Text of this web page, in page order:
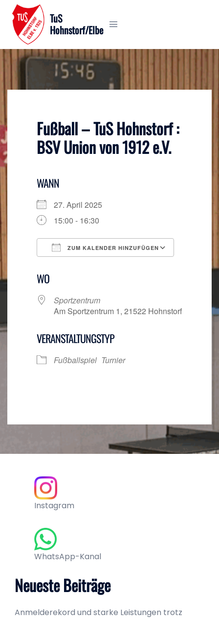
Zum
Inhalt
springen
TuS
Hohnstorf/Elbe
Fußball – TuS Hohnstorf :
BSV Union von 1912 e.V.
WANN
27. April 2025
15:00 - 16:30
ZUM KALENDER HINZUFÜGEN
Google
WO
Sportzentrum
Am Sportzentrum 1, 21522 Hohnstorf
VERANSTALTUNGSTYP
Fußballspiel Turnier
Instagram
WhatsApp-Kanal
Neueste Beiträge
Anmelderekord und starke Leistungen trotz